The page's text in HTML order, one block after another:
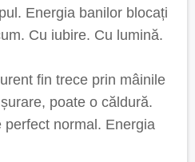
Energia banilor blocați
Cu iubire. Cu lumină.
fin trece prin mâinile
poate o căldură.
normal. Energia